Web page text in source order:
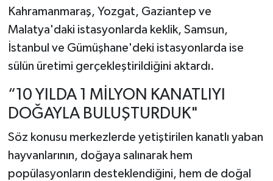
Kahramanmaraş, Yozgat, Gaziantep ve
Malatya'daki istasyonlarda keklik, Samsun,
İstanbul ve Gümüşhane'deki istasyonlarda ise
sülün üretimi gerçekleştirildiğini aktardı.
“10 YILDA 1 MİLYON KANATLIYI
DOĞAYLA BULUŞTURDUK"
Söz konusu merkezlerde yetiştirilen kanatlı yaban
hayvanlarının, doğaya salınarak hem
popülasyonların desteklendiğini, hem de doğal